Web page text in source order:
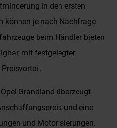
in den ersten
können je nach Nachfrage
beim Händler bieten
mit festgelegter
Grandland überzeugt
und eine
und Motorisierungen.